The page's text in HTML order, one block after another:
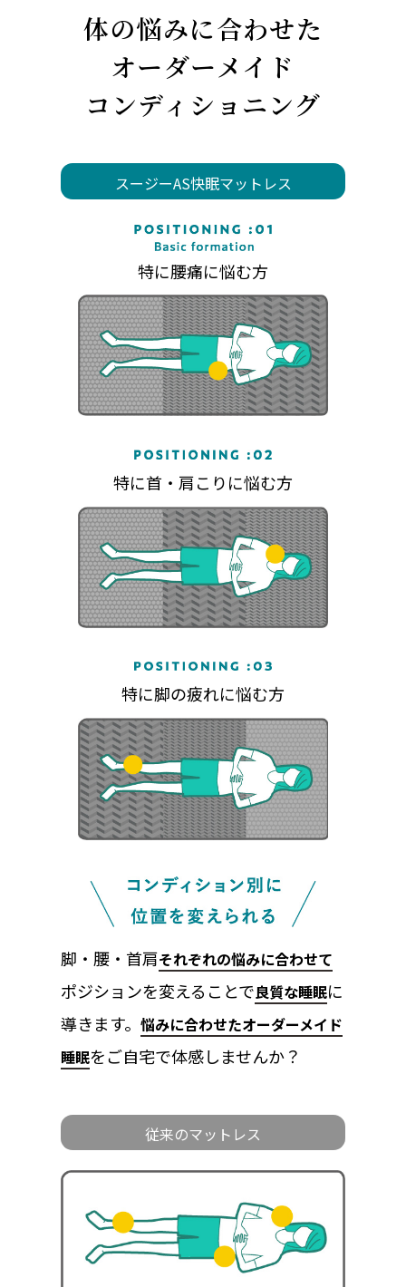
体の悩みに合わせた
オーダーメイド
コンディショニング
スージーAS快眠マットレス
特に腰痛に悩む方
特に首・肩こりに悩む方
特に脚の疲れに悩む方
脚・腰・首肩それぞれの悩みに合わせて
ポジションを変えることで良質な睡眠に
導きます。悩みに合わせたオーダーメイド
睡眠をご自宅で体感しませんか？
従来のマットレス